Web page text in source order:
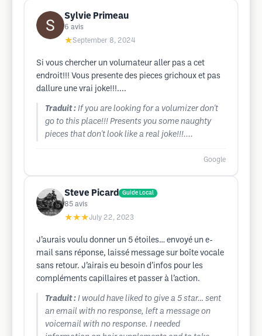
Sylvie Primeau
6 avis
★September 8, 2024
Si vous chercher un volumateur aller pas a cet
endroit!!! Vous presente des pieces grichoux et pas
dallure une vrai joke!!!....
Traduit : If you are looking for a volumizer don't
go to this place!!! Presents you some naughty
pieces that don't look like a real joke!!!....
Google
Steve Picard Guide Local
85 avis
★★★July 22, 2023
J’aurais voulu donner un 5 étoiles… envoyé un e-
mail sans réponse, laissé message sur boîte vocale
sans retour. J’airais eu besoin d’infos pour les
compléments capillaires et passer à l’action.
Traduit : I would have liked to give a 5 star… sent
an email with no response, left a message on
voicemail with no response. I needed